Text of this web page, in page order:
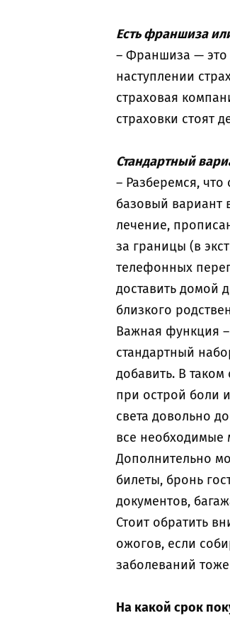
Есть франшиза
– Франшиза — это
наступлении
страховая
страховки стоят
Стандартный
– Разберемся, что
базовый вариант
лечение,
за границы (в
телефонных
доставить домой
близкого
Важная функция
стандартный
добавить. В
при острой боли
света довольно
все необходимые
Дополнительно
билеты, бронь
документов,
Стоит обратить
ожогов, если
заболеваний
На какой срок